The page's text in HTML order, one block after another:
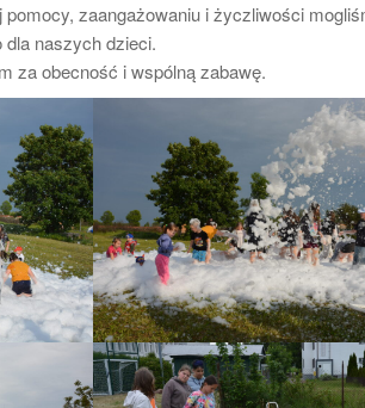
pomocy, zaangażowaniu i życzliwości
dla naszych dzieci.
za obecność i wspólną zabawę.